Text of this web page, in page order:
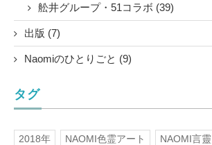
舩井グループ・51コラボ (39)
出版 (7)
Naomiのひとりごと (9)
タグ
2018年 NAOMI色霊アート NAOMI言靈